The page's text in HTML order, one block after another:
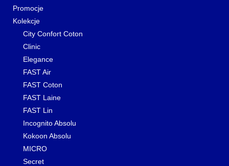
Promocje
Kolekcje
City Confort Coton
Clinic
Elegance
FAST Air
FAST Coton
FAST Laine
FAST Lin
Incognito Absolu
Kokoon Absolu
MICRO
Secret